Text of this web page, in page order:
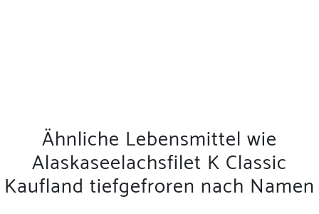
Ähnliche Lebensmittel wie
Alaskaseelachsfilet K Classic
Kaufland tiefgefroren nach Namen